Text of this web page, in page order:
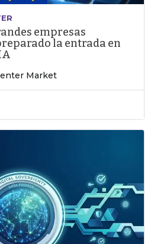
empresas
la entrada en
Market